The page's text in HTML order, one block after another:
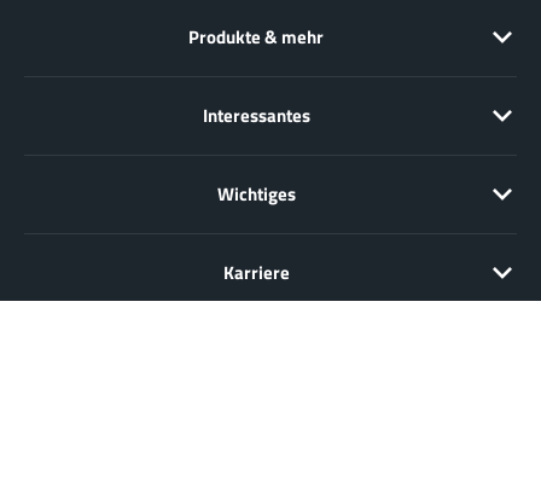
Produkte & mehr
Interessantes
Wichtiges
Karriere